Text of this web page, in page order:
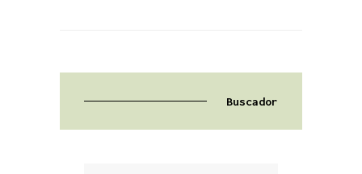
Buscador